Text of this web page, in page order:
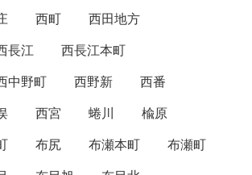
西町
西田地方
長江
西長江本町
中野町 西野新
西番
西宮 蜷川
楡原
布尻 布瀬本町
布瀬町